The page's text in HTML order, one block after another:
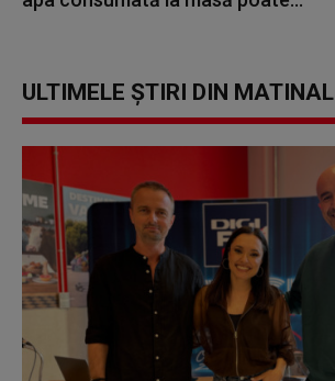
ULTIMELE ȘTIRI DIN MATINAL